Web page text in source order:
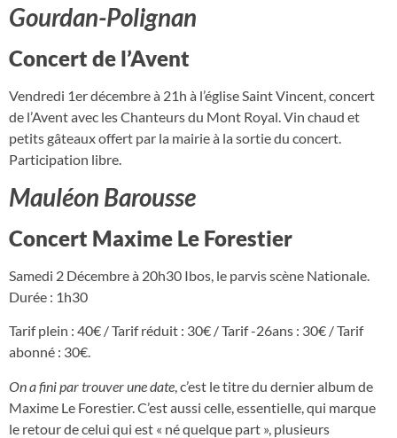
Gourdan-Polignan
Concert de l’Avent
Vendredi 1er décembre à 21h à l’église Saint Vincent, concert
de l’Avent avec les Chanteurs du Mont Royal. Vin chaud et
petits gâteaux offert par la mairie à la sortie du concert.
Participation libre.
Mauléon Barousse
Concert Maxime Le Forestier
Samedi 2 Décembre à 20h30 Ibos, le parvis scène Nationale.
Durée : 1h30
Tarif plein : 40€ / Tarif réduit : 30€ / Tarif -26ans : 30€ / Tarif
abonné : 30€.
On a fini par trouver une date , c’est le titre du dernier album de
Maxime Le Forestier. C’est aussi celle, essentielle, qui marque
le retour de celui qui est « né quelque part », plusieurs